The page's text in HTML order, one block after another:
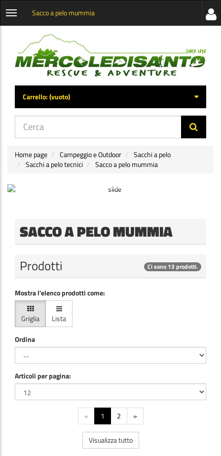
Apri
categorie
Sacco a pelo mummia
di
Carrello:(vuoto)
Home page Campeggio e Outdoor
Sacchi a pelo
Sacchi a pelo tecnici
Sacco a pelo mummia
SACCO A PELO MUMMIA
Prodotti Ci sono 13 prodotti.
Mostra l'elenco prodotti come:
Griglia
Lista
Ordina
Articoli per pagina:
« 1 2 »
Visualizza tutto